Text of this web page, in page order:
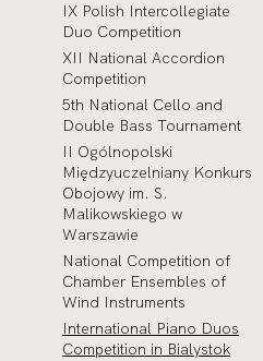
IX Polish Intercollegiate
Duo Competition
XII National Accordion
Competition
5th National Cello and
Double Bass Tournament
II Ogólnopolski
Międzyuczelniany Konkurs
Obojowy im. S.
Malikowskiego w
Warszawie
National Competition of
Chamber Ensembles of
Wind Instruments
International Piano Duos
Competition in Bialystok